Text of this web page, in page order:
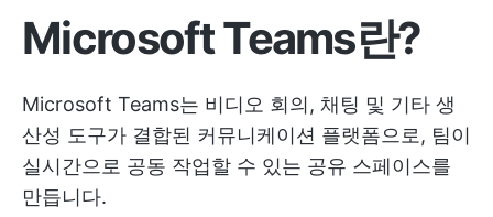
Microsoft Teams란?
Microsoft Teams는 비디오 회의, 채팅 및 기타 생
산성 도구가 결합된 커뮤니케이션 플랫폼으로, 팀이
실시간으로 공동 작업할 수 있는 공유 스페이스를
만듭니다.